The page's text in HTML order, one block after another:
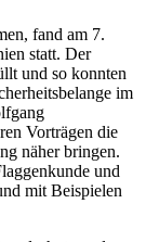
fand am 7.
statt. Der
und so konnten
im
Vorträgen die
näher bringen.
und
mit Beispielen